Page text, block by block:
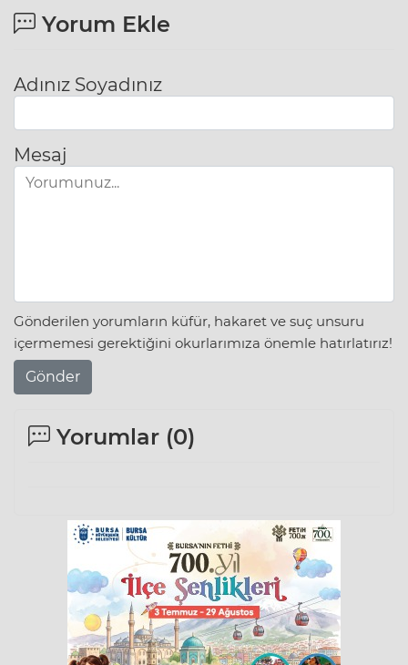
Yorum Ekle
Adınız Soyadınız
Mesaj
Gönderilen yorumların küfür, hakaret ve suç unsuru
içermemesi gerektiğini okurlarımıza önemle hatırlatırız!
Gönder
Yorumlar (0)